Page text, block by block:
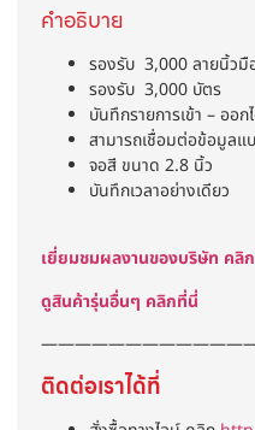
คำอธิบาย
รองรับ 3,000 ลายนิ้วมื
รองรับ 3,000 บัตร
บันทึกรายการเข้า – ออ
สามารถเชื่อมต่อข้อมูลแ
จอสี ขนาด 2.8 นิ้ว
บันทึกเวลาอย่างเดียว
เยี่ยมชมผลงานของบริษัท คลิ
ดูสินค้ารุ่นอื่นๆ คลิกที่นี่
ติดต่อเราได้ที่